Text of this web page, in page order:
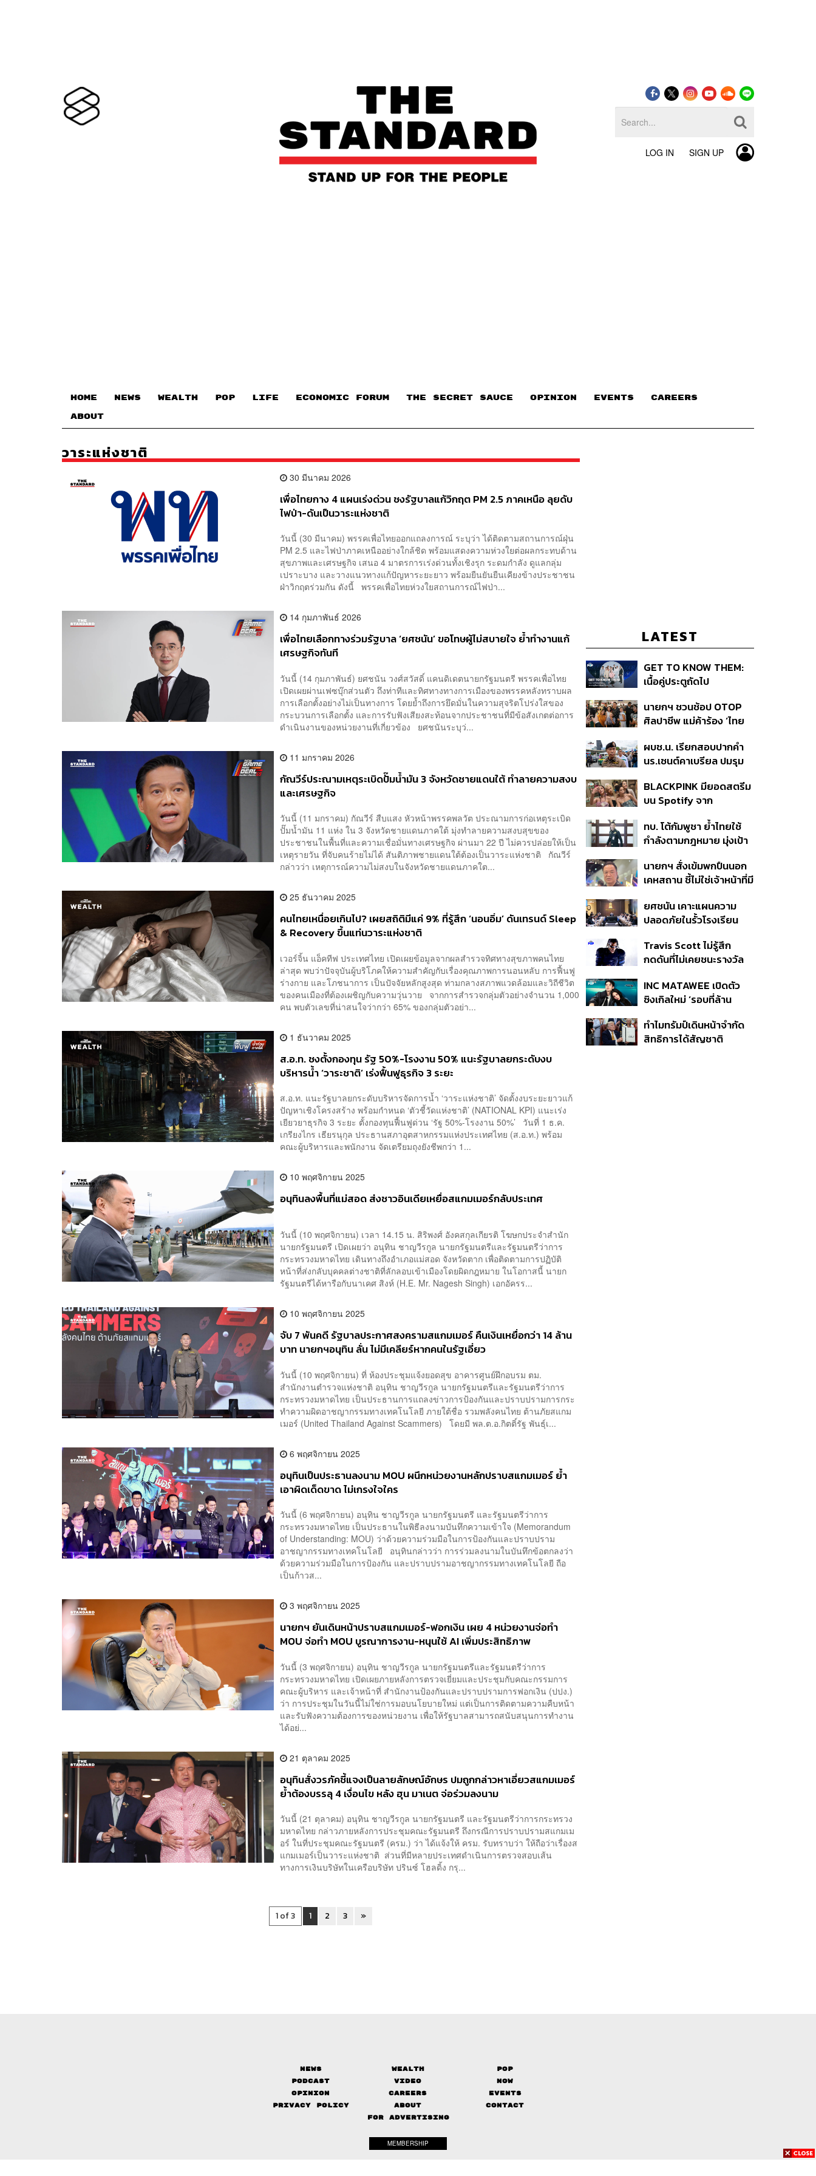
LOG IN SIGN UP
HOME NEWS WEALTH POP LIFE ECONOMIC FORUM THE SECRET SAUCE​ OPINION EVENTS CAREERS
ABOUT
วาระแห่งชาติ
30 มีนาคม 2026
เพื่อไทยกาง 4 แผนเร่งด่วน ชงรัฐบาลแก้วิกฤต PM 2.5 ภาคเหนือ ลุยดับ
ไฟป่า-ดันเป็นวาระแห่งชาติ
วันนี้ (30 มีนาคม) พรรคเพื่อไทยออกแถลงการณ์ ระบุว่า ได้ติดตามสถานการณ์ฝุ่น
PM 2.5 และไฟป่าภาคเหนืออย่างใกล้ชิด พร้อมแสดงความห่วงใยต่อผลกระทบด้าน
สุขภาพและเศรษฐกิจ เสนอ 4 มาตรการเร่งด่วนทั้งเชิงรุก ระดมกำลัง ดูแลกลุ่ม
เปราะบาง และวางแนวทางแก้ปัญหาระยะยาว พร้อมยืนยันยืนเคียงข้างประชาชน
ฝ่าวิกฤตร่วมกัน ดังนี้ พรรคเพื่อไทยห่วงใยสถานการณ์ไฟป่า...
14 กุมภาพันธ์ 2026
เพื่อไทยเลือกทางร่วมรัฐบาล ‘ยศชนัน’ ขอโทษผู้ไม่สบายใจ ย้ำทำงานแก้
เศรษฐกิจทันที
วันนี้ (14 กุมภาพันธ์) ยศชนัน วงศ์สวัสดิ์ แคนดิเดตนายกรัฐมนตรี พรรคเพื่อไทย
เปิดเผยผ่านเฟซบุ๊กส่วนตัว ถึงท่าทีและทิศทางทางการเมืองของพรรคหลังทราบผล
การเลือกตั้งอย่างไม่เป็นทางการ โดยย้ำถึงการยึดมั่นในความสุจริตโปร่งใสของ
กระบวนการเลือกตั้ง และการรับฟังเสียงสะท้อนจากประชาชนที่มีข้อสังเกตต่อการ
ดำเนินงานของหน่วยงานที่เกี่ยวข้อง ยศชนันระบุว่...
11 มกราคม 2026
กัณวีร์ประณามเหตุระเบิดปั๊มน้ำมัน 3 จังหวัดชายแดนใต้ ทำลายความสงบ
และเศรษฐกิจ
วันนี้ (11 มกราคม) กัณวีร์ สืบแสง หัวหน้าพรรคพลวัต ประณามการก่อเหตุระเบิด
ปั๊มน้ำมัน 11 แห่ง ใน 3 จังหวัดชายแดนภาคใต้ มุ่งทำลายความสงบสุขของ
ประชาชนในพื้นที่และความเชื่อมั่นทางเศรษฐกิจ ผ่านมา 22 ปี ไม่ควรปล่อยให้เป็น
เหตุรายวัน ที่จับคนร้ายไม่ได้ สันติภาพชายแดนใต้ต้องเป็นวาระแห่งชาติ กัณวีร์
กล่าวว่า เหตุการณ์ความไม่สงบในจังหวัดชายแดนภาคใต...
25 ธันวาคม 2025
คนไทยเหนื่อยเกินไป? เผยสถิติมีแค่ 9% ที่รู้สึก ‘นอนอิ่ม’ ดันเทรนด์ Sleep
& Recovery ขึ้นแท่นวาระแห่งชาติ
เวอร์จิ้น แอ็คทีฟ ประเทศไทย เปิดเผยข้อมูลจากผลสำรวจทิศทางสุขภาพคนไทย
ล่าสุด พบว่าปัจจุบันผู้บริโภคให้ความสำคัญกับเรื่องคุณภาพการนอนหลับ การฟื้นฟู
ร่างกาย และโภชนาการ เป็นปัจจัยหลักสูงสุด ท่ามกลางสภาพแวดล้อมและวิถีชีวิต
ของคนเมืองที่ต้องเผชิญกับความวุ่นวาย จากการสำรวจกลุ่มตัวอย่างจำนวน 1,000
คน พบตัวเลขที่น่าสนใจว่ากว่า 65% ของกลุ่มตัวอย่า...
1 ธันวาคม 2025
ส.อ.ท. ชงตั้งกองทุน รัฐ 50%-โรงงาน 50% แนะรัฐบาลยกระดับงบ
บริหารน้ำ ‘วาระชาติ’ เร่งฟื้นฟูธุรกิจ 3 ระยะ
ส.อ.ท. แนะรัฐบาลยกระดับบริหารจัดการน้ำ ‘วาระแห่งชาติ’ จัดตั้งงบระยะยาวแก้
ปัญหาเชิงโครงสร้าง พร้อมกำหนด ‘ตัวชี้วัดแห่งชาติ’ (NATIONAL KPI) แนะเร่ง
เยียวยาธุรกิจ 3 ระยะ ตั้งกองทุนฟื้นฟูด่วน ‘รัฐ 50%-โรงงาน 50%’ วันที่ 1 ธ.ค.
เกรียงไกร เธียรนุกุล ประธานสภาอุตสาหกรรมแห่งประเทศไทย (ส.อ.ท.) พร้อม
คณะผู้บริหารและพนักงาน จัดเตรียมถุงยังชีพกว่า 1...
10 พฤศจิกายน 2025
อนุทินลงพื้นที่แม่สอด ส่งชาวอินเดียเหยื่อสแกมเมอร์กลับประเทศ
วันนี้ (10 พฤศจิกายน) เวลา 14.15 น. สิริพงศ์ อังคสกุลเกียรติ โฆษกประจำสำนัก
นายกรัฐมนตรี เปิดเผยว่า อนุทิน ชาญวีรกูล นายกรัฐมนตรีและรัฐมนตรีว่าการ
กระทรวงมหาดไทย เดินทางถึงอำเภอแม่สอด จังหวัดตาก เพื่อติดตามการปฏิบัติ
หน้าที่ส่งกลับบุคคลต่างชาติที่ลักลอบเข้าเมืองโดยผิดกฎหมาย ในโอกาสนี้ นายก
รัฐมนตรีได้หารือกับนาเคศ สิงห์ (H.E. Mr. Nagesh Singh) เอกอัครร...
10 พฤศจิกายน 2025
จับ 7 พันคดี รัฐบาลประกาศสงครามสแกมเมอร์ คืนเงินเหยื่อกว่า 14 ล้าน
บาท นายกฯอนุทิน ลั่น ไม่มีเคลียร์หากคนในรัฐเอี่ยว
วันนี้ (10 พฤศจิกายน) ที่ ห้องประชุมแจ้งยอดสุข อาคารศูนย์ฝึกอบรม ตม.
สำนักงานตำรวจแห่งชาติ อนุทิน ชาญวีรกูล นายกรัฐมนตรีและรัฐมนตรีว่าการ
กระทรวงมหาดไทย เป็นประธานการแถลงข่าวการป้องกันและปราบปรามการกระ
ทำความผิดอาชญากรรมทางเทคโนโลยี ภายใต้ชื่อ รวมพลังคนไทย ต้านภัยสแกม
เมอร์ (United Thailand Against Scammers) โดยมี พล.ต.อ.กิตติ์รัฐ พันธุ์เ...
6 พฤศจิกายน 2025
อนุทินเป็นประธานลงนาม MOU ผนึกหน่วยงานหลักปราบสแกมเมอร์ ย้ำ
เอาผิดเด็ดขาด ไม่เกรงใจใคร
วันนี้ (6 พฤศจิกายน) อนุทิน ชาญวีรกูล นายกรัฐมนตรี และรัฐมนตรีว่าการ
กระทรวงมหาดไทย เป็นประธานในพิธีลงนามบันทึกความเข้าใจ (Memorandum
of Understanding: MOU) ว่าด้วยความร่วมมือในการป้องกันและปราบปราม
อาชญากรรมทางเทคโนโลยี อนุทินกล่าวว่า การร่วมลงนามในบันทึกข้อตกลงว่า
ด้วยความร่วมมือในการป้องกัน และปราบปรามอาชญากรรมทางเทคโนโลยี ถือ
เป็นก้าวส...
3 พฤศจิกายน 2025
นายกฯ ยันเดินหน้าปราบสแกมเมอร์-ฟอกเงิน เผย 4 หน่วยงานจ่อทำ
MOU จ่อทำ MOU บูรณาการงาน-หนุนใช้ AI เพิ่มประสิทธิภาพ
วันนี้ (3 พฤศจิกายน) อนุทิน ชาญวีรกูล นายกรัฐมนตรีและรัฐมนตรีว่าการ
กระทรวงมหาดไทย เปิดเผยภายหลังการตรวจเยี่ยมและประชุมกับคณะกรรมการ
คณะผู้บริหาร และเจ้าหน้าที่ สำนักงานป้องกันและปราบปรามการฟอกเงิน (ปปง.)
ว่า การประชุมในวันนี้ไม่ใช่การมอบนโยบายใหม่ แต่เป็นการติดตามความคืบหน้า
และรับฟังความต้องการของหน่วยงาน เพื่อให้รัฐบาลสามารถสนับสนุนการทำงาน
ได้อย่...
21 ตุลาคม 2025
อนุทิน​สั่ง​วรภัค​ชี้แจงเป็นลายลักษณ์อักษร​ ปมถูกกล่าวหาเอี่ยวสแกมเมอร์​
ย้ำต้องบรรลุ 4 เงื่อนไข หลัง​ ฮุน มาเนต จ่อร่วมลงนาม
วันนี้ (21 ตุลาคม) อนุทิน​ ชาญวีรกูล​ นายกรัฐมนตรี และรัฐมนตรีว่าการกระทรวง
มหาดไทย กล่าวภายหลังการประชุมคณะรัฐมนตรี​ ถึงกรณีการปราบปรามสแกมเม
อร์​ ในที่ประชุมคณะรัฐมนตรี (ครม.) ว่า​ ได้แจ้งให้ ครม. รับทราบว่า ให้ถือว่าเรื่องส
แกมเมอร์เป็นวาระแห่งชาติ​ ส่วนที่มีหลายประเทศดำเนินการตรวจสอบเส้น
ทางการเงินบริษัทในเครือบริษัท ปรินซ์ โฮลดิ้ง กรุ...
1 of 3 1 2 3 »
LATEST
GET TO KNOW THEM:
เนื้อคู่ประตูถัดไป
นายกฯ ชวนช้อป OTOP
ศิลปาชีพ แม่ค้าร้อง ‘ไทย
ถามมีต่อไหม นายกฯ ตอบ
‘เดี๋ยวจะพยายาม’
ผบช.น. เรียกสอบปากคำ
นร.เซนต์คาเบรียล ปมรุม
ดำเนินคดีแล้ว
BLACKPINK มียอดสตรีม
บน Spotify จาก
ครั้ง ตลอด 10 ปีที่ผ่านมา
ทบ. โต้กัมพูชา ย้ำไทยใช้
กำลังตามกฎหมาย มุ่งเป้า
หายไทยไม่อาจลบด้วย
ข้อมูลบิดเบือน
นายกฯ สั่งเข้มพกปืนนอก
เคหสถาน ชี้ไม่ใช่เจ้าหน้าที่มี
ก่อเหตุ เจ้าของร่วมรับผิด
ยศชนัน เคาะแผนความ
ปลอดภัยในรั้วโรงเรียน
ดูแล-คุมเข้มคัดกรองสิ่ง
ผิดกฎหมาย
Travis Scott ไม่รู้สึก
กดดันที่ไม่เคยชนะรางวัล
แล้ว 10 ครั้ง
INC MATAWEE เปิดตัว
ซิงเกิลใหม่ ‘รอบที่ล้าน
มาแสดงในมิวสิกวิดีโอ
ทำไมทรัมป์เดินหน้าจำกัด
สิทธิการได้สัญชาติ
News Wealth
Pop
Podcast
Video
Now
Opinion
Careers
Events
Privacy Policy
About
Contact
FOR ADVERTISING
MEMBERSHIP